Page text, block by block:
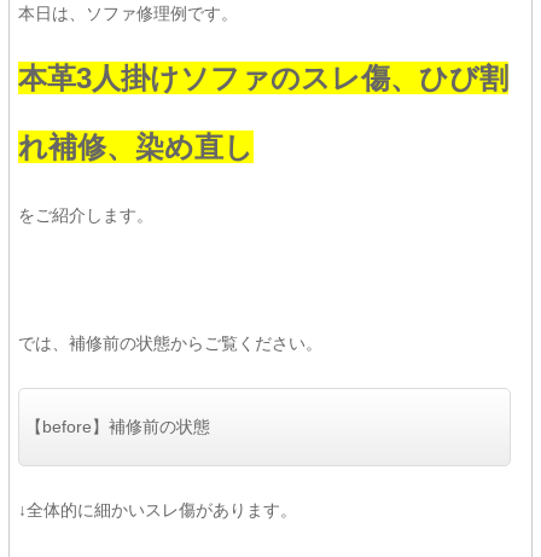
本日は、ソファ修理例です。
本革3人掛けソファのスレ傷、ひび割
れ補修、染め直し
をご紹介します。
では、補修前の状態からご覧ください。
【before】補修前の状態
↓全体的に細かいスレ傷があります。